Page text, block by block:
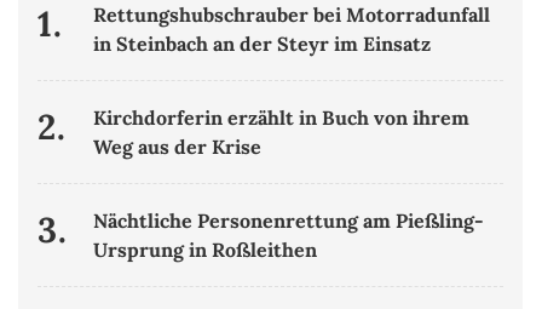
1.
Rettungshubschrauber bei Motorradunfall
in Steinbach an der Steyr im Einsatz
2.
Kirchdorferin erzählt in Buch von ihrem
Weg aus der Krise
3.
Nächtliche Personenrettung am Pießling-
Ursprung in Roßleithen